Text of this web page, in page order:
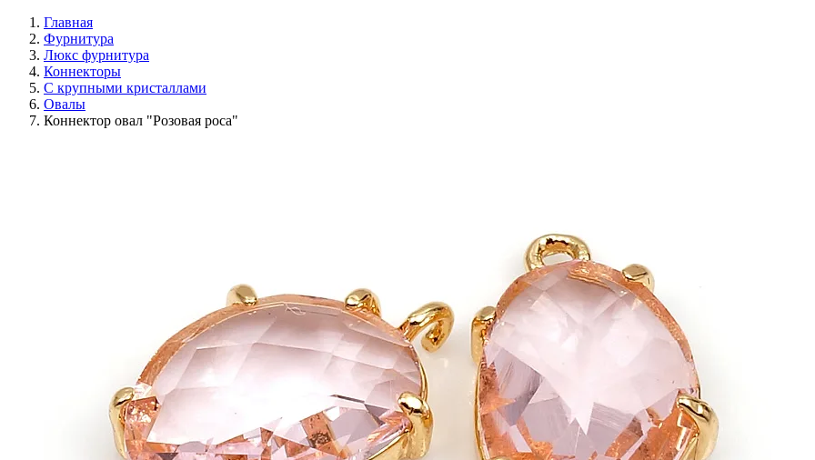
Главная
Фурнитура
Люкс фурнитура
Коннекторы
С крупными кристаллами
Овалы
Коннектор овал "Розовая роса"